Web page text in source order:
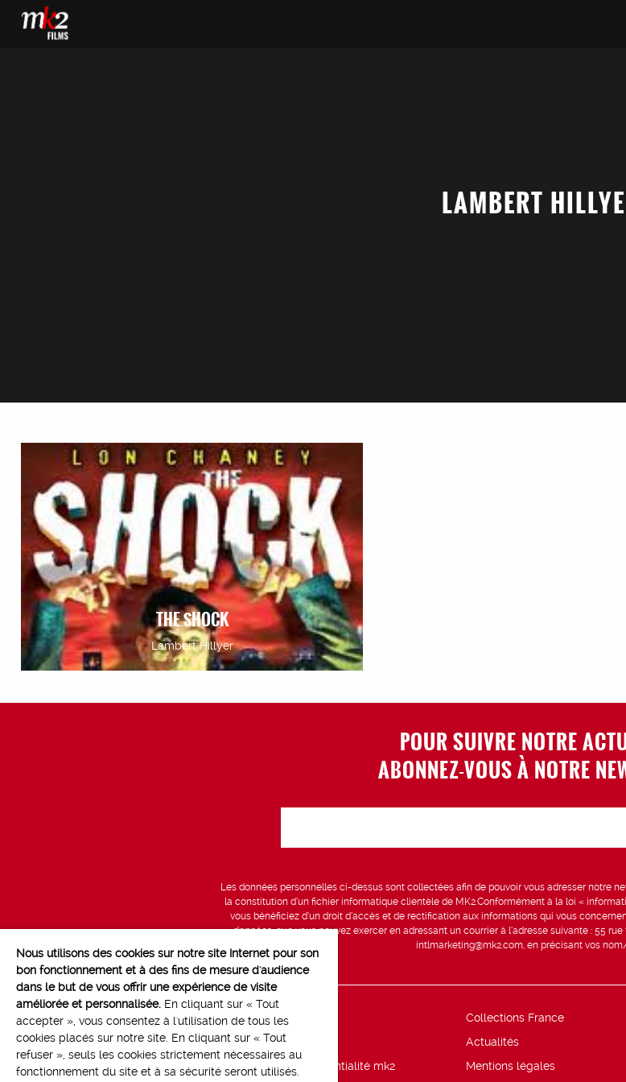
LAMBERT
THE SHOCK
Lambert Hillyer
POUR SUIVRE NOTRE
ABONNEZ-VOUS À NOTRE
Les données personnelles ci-dessus sont collectées afin de pouvoir vous adresser notre
la constitution d’un fichier informatique clientèle de MK2.Conformément à la loi «
vous bénéficiez d’un droit d’accès et de rectification aux informations qui vous
données, que vous pouvez exercer en adressant un courrier à l’adresse suivante : 55
intlmarketing@mk2.com, en précisant vos
Line up Collections France
Marchés
Actualités
Politique de confidentialité mk2
Mentions légales
Nous utilisons des cookies sur notre site Internet pour son
bon fonctionnement et à des fins de mesure d'audience
dans le but de vous offrir une expérience de visite
améliorée et personnalisée. En cliquant sur « Tout
accepter », vous consentez à l'utilisation de tous les
cookies placés sur notre site. En cliquant sur « Tout
refuser », seuls les cookies strictement nécessaires au
fonctionnement du site et à sa sécurité seront utilisés.